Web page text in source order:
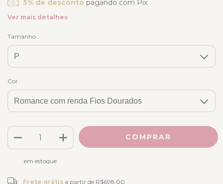
5% de desconto pagando com Pix
Ver mais detalhes
Tamanho
Cor
em estoque
Frete grátis R$698,00
Frete grátisa partir de R$698,00